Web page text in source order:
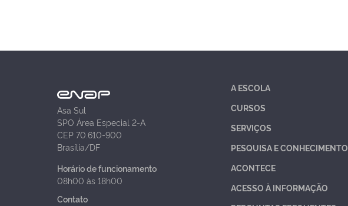
Asa Sul
SPO Área Especial 2-A
CEP 70.610-900
Brasília/DF
Horário de funcionamento
08h00 às 18h00
Contato
A ESCOLA
CURSOS
SERVIÇOS
PESQUISA E CONHECIMENTO
ACONTECE
ACESSO À INFORMAÇÃO